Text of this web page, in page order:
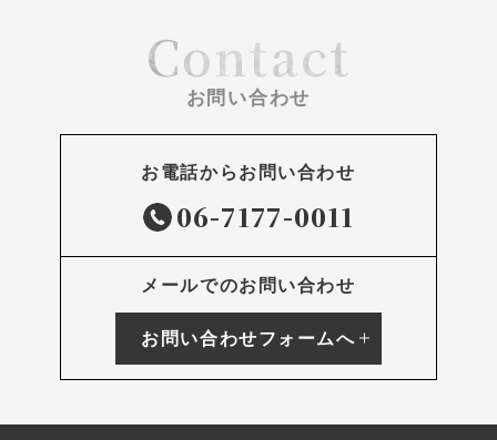
Contact
お問い合わせ
お電話からお問い合わせ
06-7177-0011
メールでのお問い合わせ
お問い合わせフォームへ